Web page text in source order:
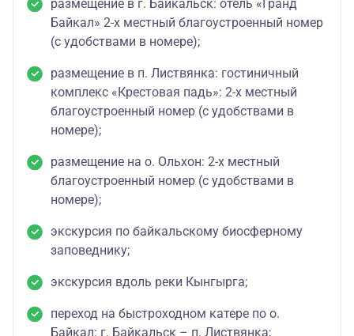
размещение в г. Байкальск: отель «Гранд
Байкал» 2-х местный благоустроенный номер
(с удобствами в номере);
размещение в п. Листвянка: гостиничный
комплекс «Крестовая падь»: 2-х местный
благоустроенный номер (с удобствами в
номере);
размещение на о. Ольхон: 2-х местный
благоустроенный номер (с удобствами в
номере);
экскурсия по байкальскому биосферному
заповеднику;
экскурсия вдоль реки Кынгырга;
переход на быстроходном катере по о.
Байкал: г. Байкальск – п. Листвянка;